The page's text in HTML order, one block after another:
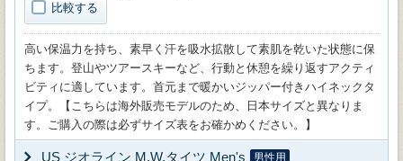
比較する
高い保温力を持ち、素早く汗を吸水拡散して素肌を乾いた状態に保
ちます。登山やツアースキーなど、行動と休憩を繰り返すアクティ
ビティに適しています。首元まで暖かいジッパー付きハイネックタ
イプ。【こちらは海外販売モデルのため、日本サイズと異なりま
す。ご購入の際は必ずサイズ表をお確かめください。】
US ジオライン M.W.タイツ Men's 男性用